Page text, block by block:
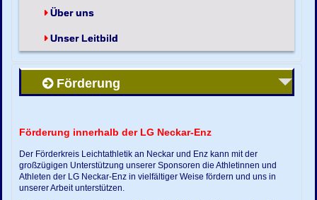
Über uns
Unser Leitbild
Förderung
Förderung innerhalb der LG Neckar-Enz
Der Förderkreis Leichtathletik an Neckar und Enz kann mit der
großzügigen Unterstützung unserer Sponsoren die Athletinnen und
Athleten der LG Neckar-Enz in vielfältiger Weise fördern und uns in
unserer Arbeit unterstützen.